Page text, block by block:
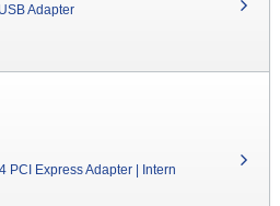
Adapter
PCI Express Adapter | Intern